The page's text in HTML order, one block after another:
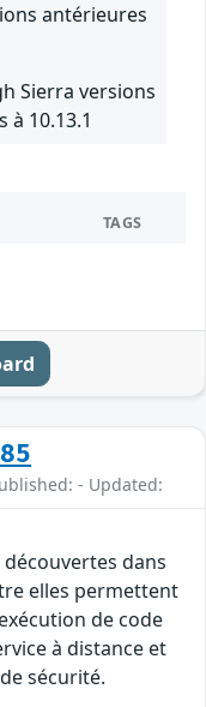
antérieures
Sierra versions
à 10.13.1
TAGS
- Updated:
dans
elles permettent
de code
à distance et
sécurité.